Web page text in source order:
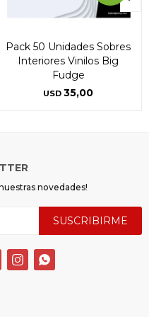
Pack 50 Unidades Sobres
Interiores Vinilos Big
Fudge
USD 35,00
novedades!
SUSCRIBIRME
 